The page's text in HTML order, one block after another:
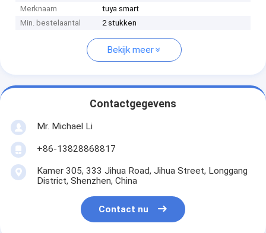
Merknaam
tuya smart
Min. bestelaantal
2 stukken
Bekijk meer
Contactgegevens
Mr. Michael Li
+86-13828868817
Kamer 305, 333 Jihua Road, Jihua Street, Longgang
District, Shenzhen, China
Contact nu